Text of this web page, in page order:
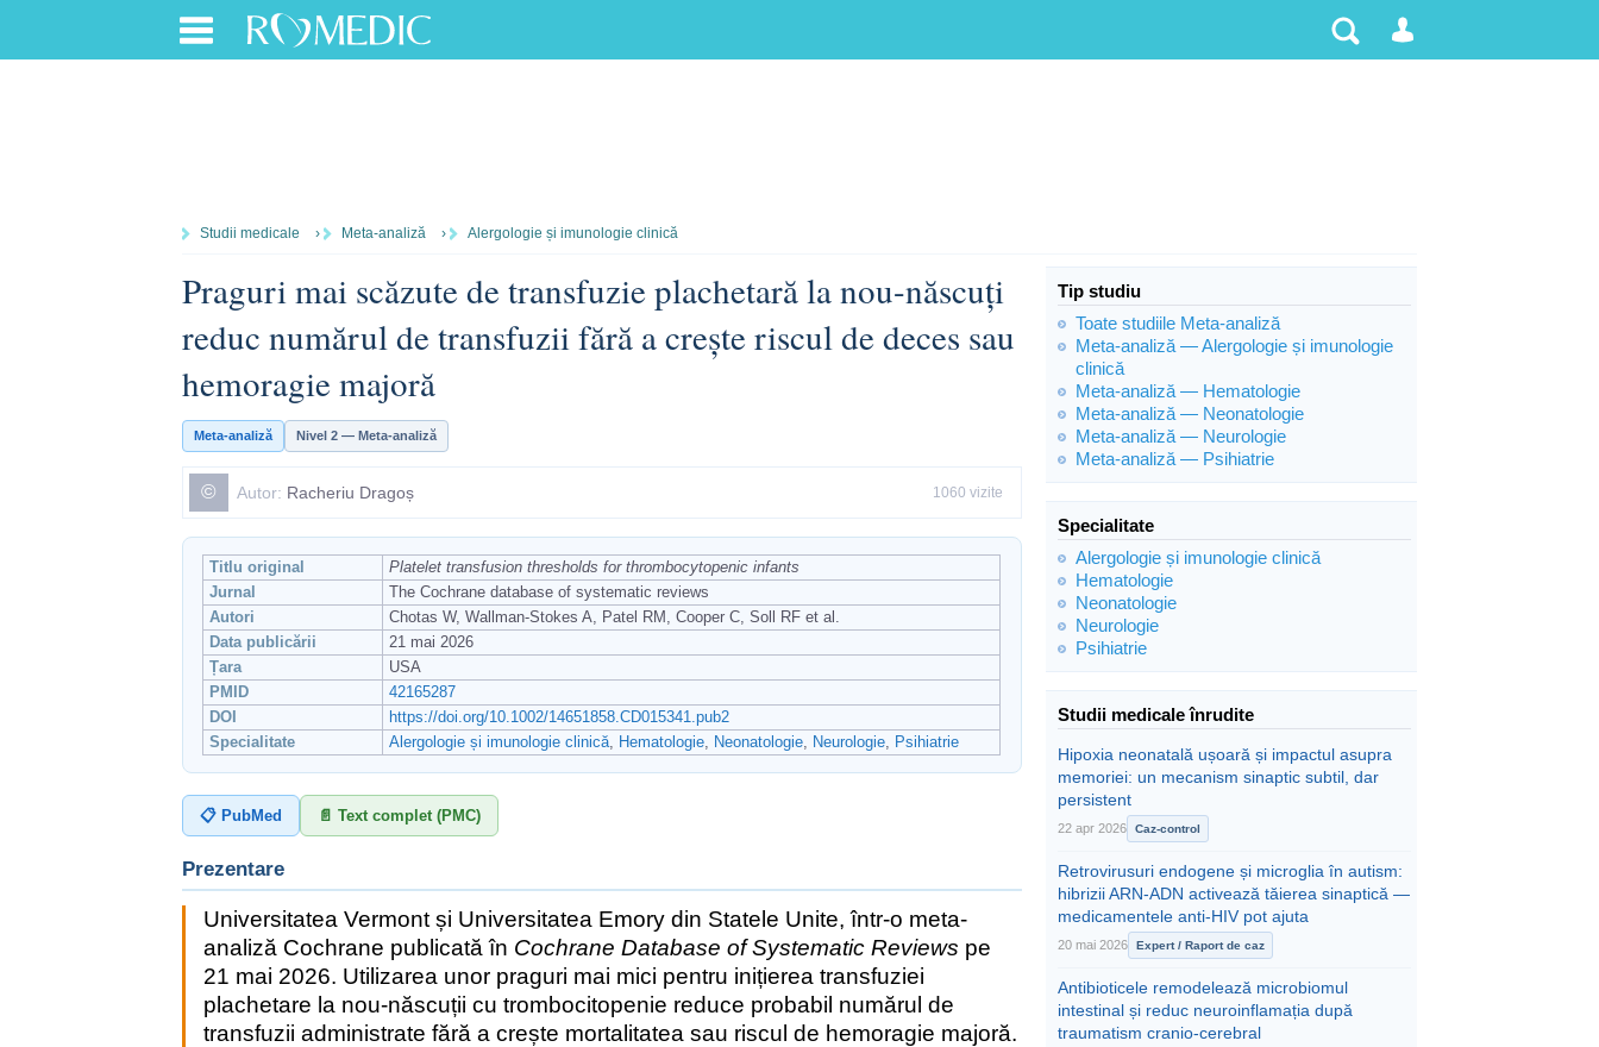
Studii medicale › Meta-analiză › Alergologie și imunologie clinică
Praguri mai scăzute de transfuzie plachetară la nou-născuți
reduc numărul de transfuzii fără a crește riscul de deces sau
hemoragie majoră
Meta-analiză Nivel 2 — Meta-analiză
© Autor: Racheriu Dragoș 1060 vizite
Titlu original
Platelet transfusion thresholds for thrombocytopenic infants
Jurnal
The Cochrane database of systematic reviews
Autori
Chotas W, Wallman-Stokes A, Patel RM, Cooper C, Soll RF et al.
Data publicării
21 mai 2026
Țara
USA
PMID
42165287
DOI
https://doi.org/10.1002/14651858.CD015341.pub2
Specialitate
Alergologie și imunologie clinică, Hematologie, Neonatologie, Neurologie, Psihiatrie
📋 PubMed 📄 Text complet (PMC)
Prezentare
Universitatea Vermont și Universitatea Emory din Statele Unite, într-o meta-
analiză Cochrane publicată în Cochrane Database of Systematic Reviews pe
21 mai 2026. Utilizarea unor praguri mai mici pentru inițierea transfuziei
plachetare la nou-născuții cu trombocitopenie reduce probabil numărul de
transfuzii administrate fără a crește mortalitatea sau riscul de hemoragie majoră.
Tip studiu
Toate studiile Meta-analiză
Meta-analiză — Alergologie și imunologie
clinică
Meta-analiză — Hematologie
Meta-analiză — Neonatologie
Meta-analiză — Neurologie
Meta-analiză — Psihiatrie
Specialitate
Alergologie și imunologie clinică
Hematologie
Neonatologie
Neurologie
Psihiatrie
Studii medicale înrudite
Hipoxia neonatală ușoară și impactul asupra
memoriei: un mecanism sinaptic subtil, dar
persistent
22 apr 2026 Caz-control
Retrovirusuri endogene și microglia în autism:
hibrizii ARN-ADN activează tăierea sinaptică —
medicamentele anti-HIV pot ajuta
20 mai 2026 Expert / Raport de caz
Antibioticele remodelează microbiomul
intestinal și reduc neuroinflamația după
traumatism cranio-cerebral